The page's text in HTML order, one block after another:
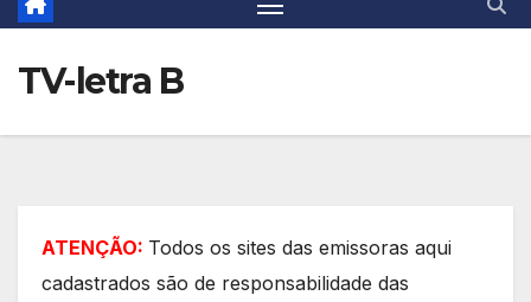
TV-letra B
ATENÇÃO: Todos os sites das emissoras aqui
cadastrados são de responsabilidade das